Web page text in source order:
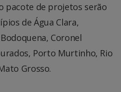
pacote de projetos serão
de Água Clara,
Coronel
Porto Murtinho, Rio
Grosso.